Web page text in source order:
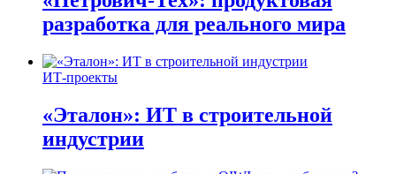
разработка для реального мира
ИТ-проекты
«Эталон»: ИТ в строительной
индустрии